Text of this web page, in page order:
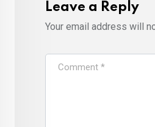
Leave a Reply
Your email address will